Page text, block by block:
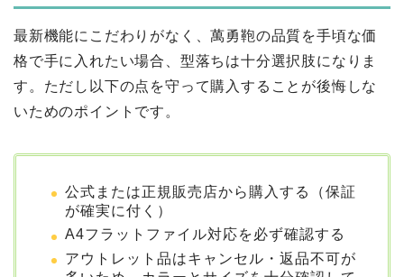
最新機能にこだわりがなく、萬勇鞄の品質を手頃な価
格で手に入れたい場合、型落ちは十分選択肢になりま
す。ただし以下の点を守って購入することが後悔しな
いためのポイントです。
公式または正規販売店から購入する（保証
が確実に付く）
A4フラットファイル対応を必ず確認する
アウトレット品はキャンセル・返品不可が